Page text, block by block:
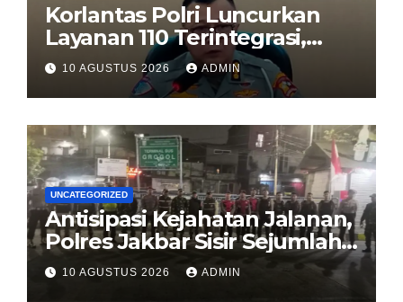
Korlantas Polri Luncurkan
Layanan 110 Terintegrasi,
Percepat Respons Polisi di
Jalan Tol
10 AGUSTUS 2026 ADMIN
UNCATEGORIZED
Antisipasi Kejahatan Jalanan,
Polres Jakbar Sisir Sejumlah
Ruas Jalan Lewat Patroli
Mobile
10 AGUSTUS 2026 ADMIN